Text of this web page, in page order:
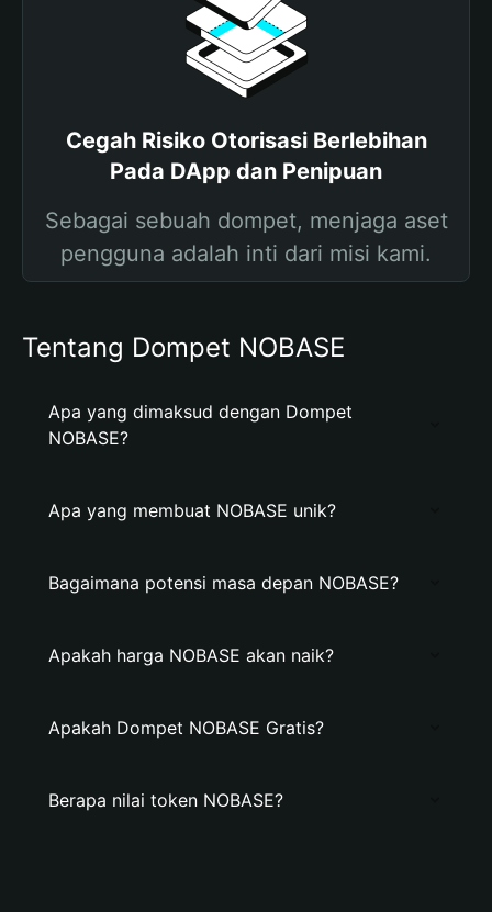
Cegah Risiko Otorisasi Berlebihan
Pada DApp dan Penipuan
Sebagai sebuah dompet, menjaga aset
pengguna adalah inti dari misi kami.
Tentang Dompet NOBASE
Apa yang dimaksud dengan Dompet
NOBASE?
Apa yang membuat NOBASE unik?
Bagaimana potensi masa depan NOBASE?
Apakah harga NOBASE akan naik?
Apakah Dompet NOBASE Gratis?
Berapa nilai token NOBASE?